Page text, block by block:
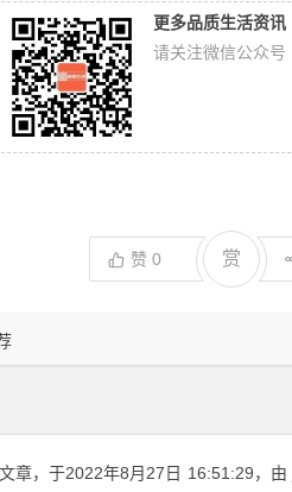
更多品质生活资讯
请关注微信公众号
赞 0 赏
章，于2022年8月27日 16:51:29，由